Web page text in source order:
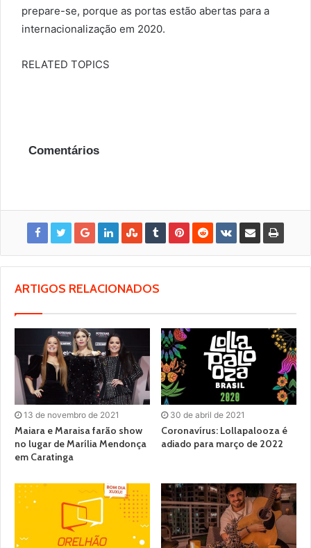
prepare-se, porque as portas estão abertas para a
internacionalização em 2020.
RELATED TOPICS
Comentários
ARTIGOS RELACIONADOS
13 de novembro de 2021
Maiara e Maraisa farão show
no lugar de Marília Mendonça
em Caratinga
30 de abril de 2021
Coronavírus: Lollapalooza é
adiado para março de 2022